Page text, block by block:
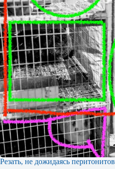
Резать, не дожидаясь перитонитов